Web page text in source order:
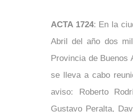
ACTA 1724: En la
Abril del año dos
Provincia de Buenos
se lleva a cabo
aviso: Roberto
Gustavo Peralta,